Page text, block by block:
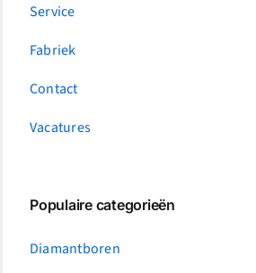
Service
Fabriek
Contact
Vacatures
Populaire categorieën
Diamantboren